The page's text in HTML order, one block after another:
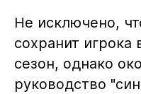
Не исключено,
сохранит игрока
сезон, однако
руководство